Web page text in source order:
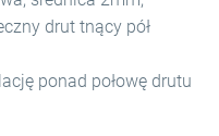
drut tnący pół
ponad połowę drutu